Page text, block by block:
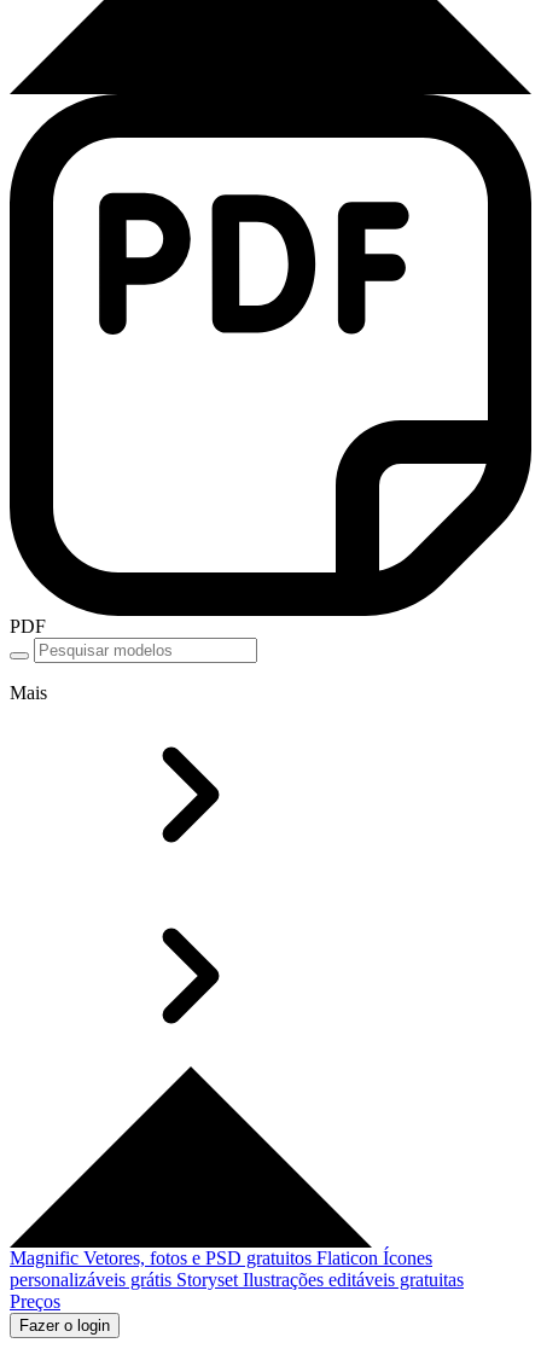
PDF
Mais
Magnific Vetores, fotos e PSD gratuitos Flaticon Ícones
personalizáveis grátis Storyset Ilustrações editáveis gratuitas
Preços
Fazer o login